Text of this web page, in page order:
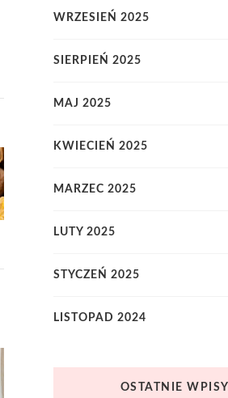
WRZESIEŃ 2025
SIERPIEŃ 2025
MAJ 2025
KWIECIEŃ 2025
MARZEC 2025
LUTY 2025
STYCZEŃ 2025
LISTOPAD 2024
OSTATNIE WPISY